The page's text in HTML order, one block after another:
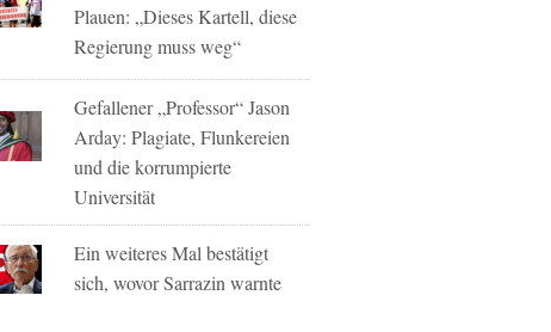
Plauen: „Dieses Kartell, diese
Regierung muss weg“
Gefallener „Professor“ Jason
Arday: Plagiate, Flunkereien
und die korrumpierte
Universität
Ein weiteres Mal bestätigt
sich, wovor Sarrazin warnte